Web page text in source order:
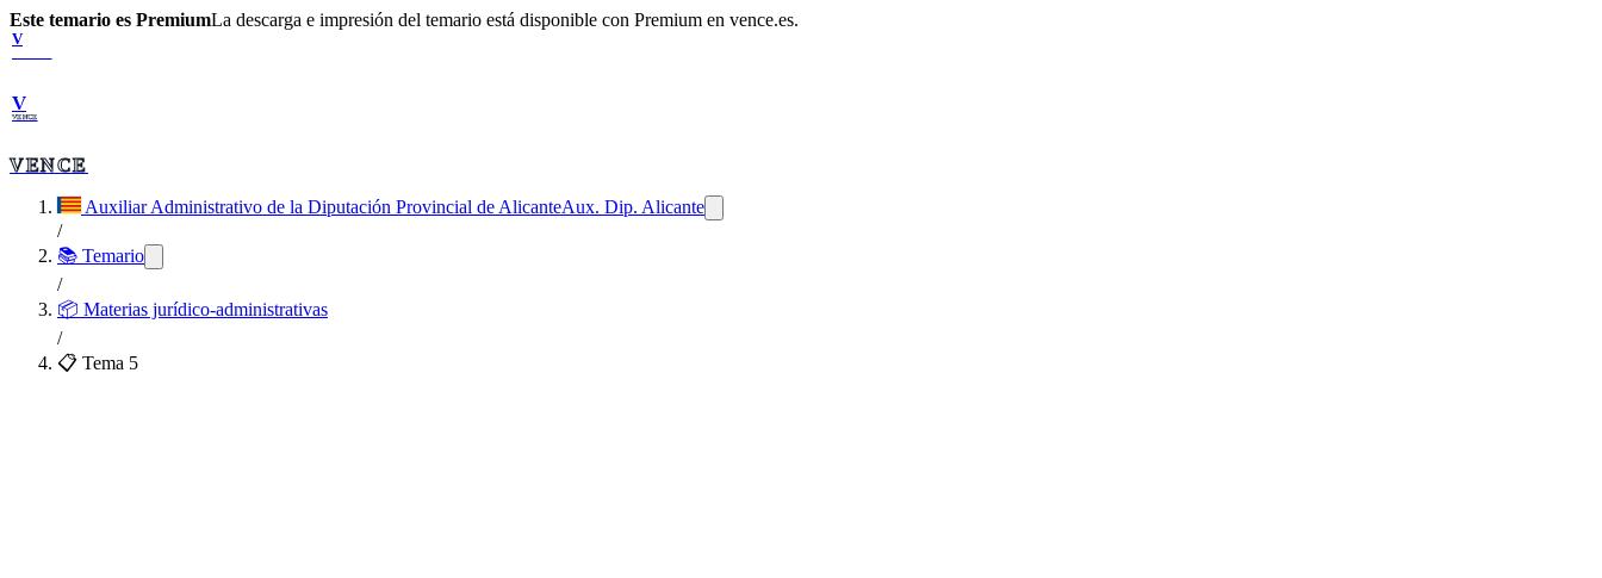
Este temario es PremiumLa descarga e impresión del temario está disponible con Premium en vence.es.
V
V
VENCE
VENCE
Auxiliar Administrativo de la Diputación Provincial de AlicanteAux. Dip. Alicante
/
📚 Temario
/
📦 Materias jurídico-administrativas
/
📋 Tema 5